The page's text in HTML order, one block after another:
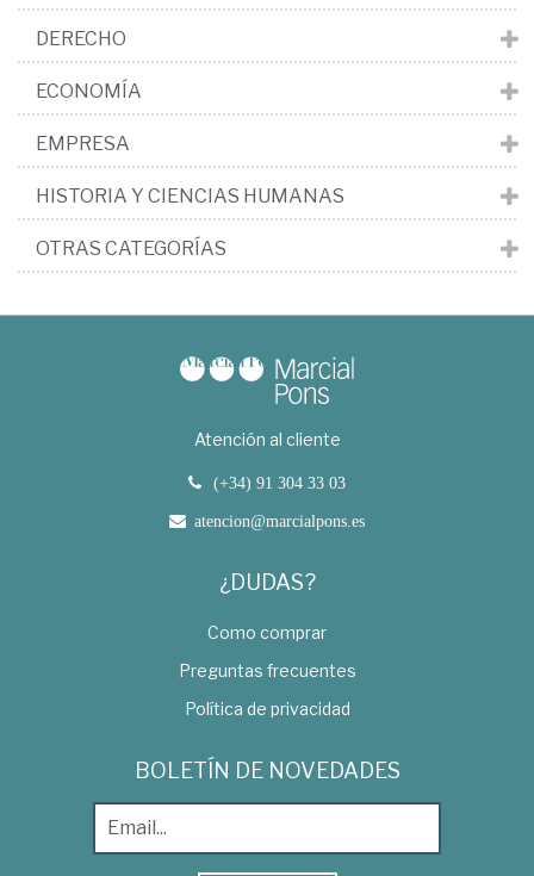
DERECHO
ECONOMÍA
EMPRESA
HISTORIA Y CIENCIAS HUMANAS
OTRAS CATEGORÍAS
Atención al cliente
(+34) 91 304 33 03
atencion@marcialpons.es
¿DUDAS?
Como comprar
Preguntas frecuentes
Política de privacidad
BOLETÍN DE NOVEDADES